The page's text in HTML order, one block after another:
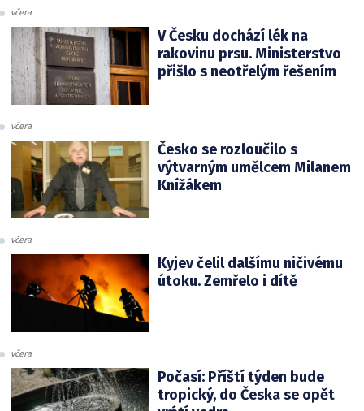
včera
V Česku dochází lék na
rakovinu prsu. Ministerstvo
přišlo s neotřelým řešením
včera
Česko se rozloučilo s
výtvarným umělcem Milanem
Knížákem
včera
Kyjev čelil dalšímu ničivému
útoku. Zemřelo i dítě
včera
Počasí: Příští týden bude
tropický, do Česka se opět